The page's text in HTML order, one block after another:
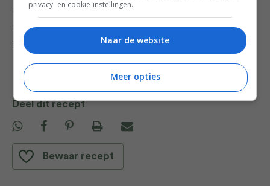
courgette, de plakjes avocado en de gehalveerde
eieren erover. Schep er tot slot wat harissa op en
strooi de geroosterde pitten en zaden erover.
Deel dit recept
Bewaar recept
privacy- en cookie-instellingen.
Naar de website
Meer opties